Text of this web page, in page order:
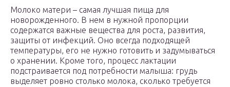
Молоко матери – самая лучшая пища для
новорожденного. В нем в нужной пропорции
содержатся важные вещества для роста, развития,
защиты от инфекций. Оно всегда подходящей
температуры, его не нужно готовить и задумываться
о хранении. Кроме того, процесс лактации
подстраивается под потребности малыша: грудь
выделяет ровно столько молока, сколько требуется